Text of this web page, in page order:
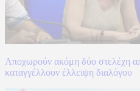
Αποχωρούν ακόμη δύο στελέχη
καταγγέλλουν έλλειψη διαλόγου